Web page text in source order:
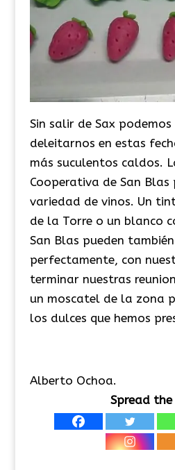
Sin salir de Sax
deleitarnos en estas
más suculentos caldos.
Cooperativa de San Blas
variedad de vinos. Un
de la Torre o un blanco
San Blas pueden
perfectamente, con
terminar nuestras
un moscatel de la zona
los dulces que hemos
Alberto Ochoa.
Spread